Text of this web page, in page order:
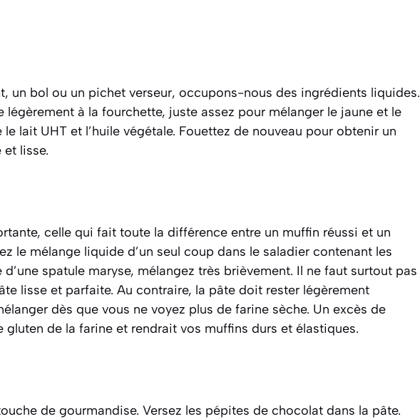
un bol ou un pichet verseur, occupons-nous des ingrédients liquides.
à la fourchette, juste assez pour mélanger le jaune et le
lait UHT et l’huile végétale. Fouettez de nouveau pour obtenir un
lisse.
celle qui fait toute la différence entre un muffin réussi et un
le mélange liquide d’un seul coup dans le saladier contenant les
d’une spatule maryse, mélangez très brièvement. Il ne faut surtout pas
lisse et parfaite. Au contraire, la pâte doit rester légèrement
dès que vous ne voyez plus de farine sèche. Un excès de
gluten de la farine et rendrait vos muffins durs et élastiques.
de gourmandise. Versez les pépites de chocolat dans la pâte.